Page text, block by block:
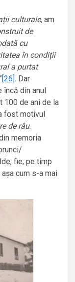
culturale, am
de
cu
în condiții
a purtat
[26] . Dar
din anul
100 de ani de la
fost motivul
de râu.
memoria
fie, pe timp
cum s-a mai